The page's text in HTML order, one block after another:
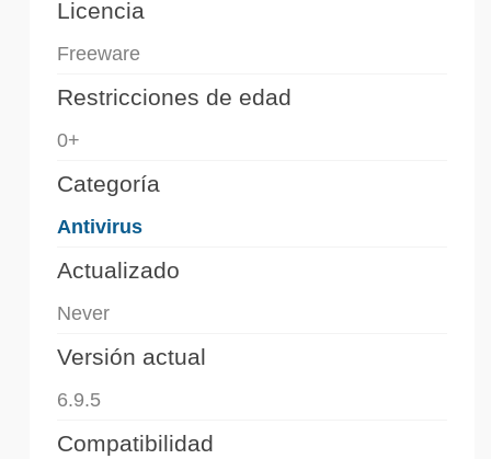
Licencia
Freeware
Restricciones de edad
0+
Categoría
Antivirus
Actualizado
Never
Versión actual
6.9.5
Compatibilidad